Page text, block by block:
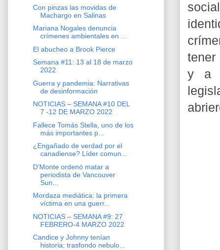
tener
y a
Con pinzas las movidas de
Machargo en Salinas
Mariana Nogales denuncia
crímenes ambientales en ...
El abucheo a Brook Pierce
Semana #11: 13 al 18 de marzo
2022
Guerra y pandemia: Narrativas
de desinformación
NOTICIAS – SEMANA #10 DEL
7 -12 DE MARZO 2022
Fallece Tomás Stella, uno de los
más importantes p...
¿Engañado de verdad por el
canadiense? Líder comun...
D’Monte ordenó matar a
periodista de Vancouver
Sun...
Mordaza mediática: la primera
víctima en una guerr...
NOTICIAS – SEMANA #9: 27
FEBRERO-4 MARZO 2022
Candice y Johnny tenían
historia; trasfondo nebulo...